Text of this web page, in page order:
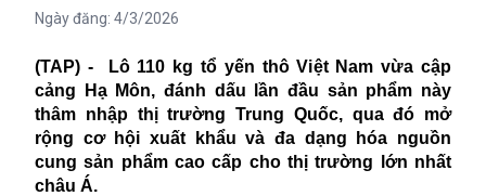
Ngày đăng: 4/3/2026
(TAP) - Lô 110 kg tổ yến thô Việt Nam vừa cập
cảng Hạ Môn, đánh dấu lần đầu sản phẩm này
thâm nhập thị trường Trung Quốc, qua đó mở
rộng cơ hội xuất khẩu và đa dạng hóa nguồn
cung sản phẩm cao cấp cho thị trường lớn nhất
châu Á.